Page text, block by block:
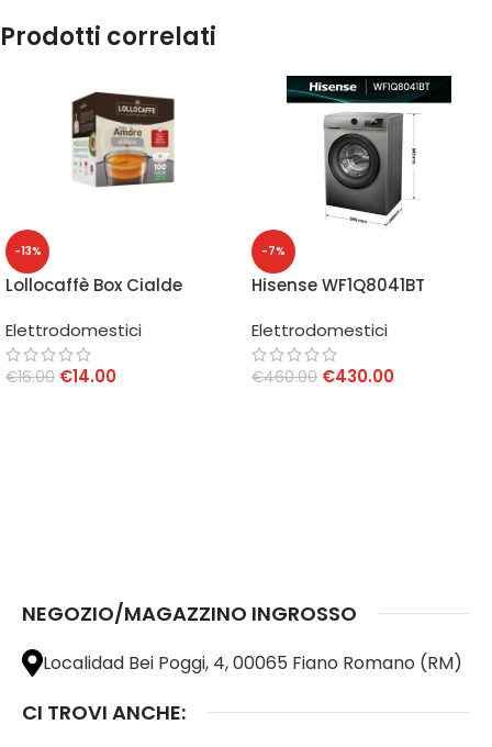
Prodotti correlati
-13%
Lollocaffè Box Cialde
100 pz
Elettrodomestici
€16.00 €14.00
-7%
Hisense WF1Q8041BT
Classe A Titanium
Elettrodomestici
€460.00 €430.00
NEGOZIO/MAGAZZINO INGROSSO
Localidad Bei Poggi, 4, 00065 Fiano Romano (RM)
CI TROVI ANCHE: